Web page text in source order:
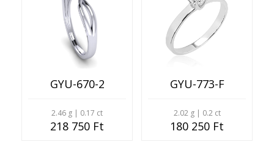
GYU-670-2
2.46 g | 0.17 ct
218 750 Ft
GYU-773-F
2.02 g | 0.2 ct
180 250 Ft